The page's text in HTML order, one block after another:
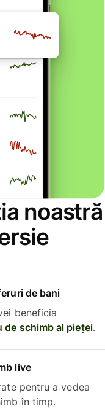
noastră
de bani
beneficia
de schimb al pieței.
live
pentru a vedea
în timp.